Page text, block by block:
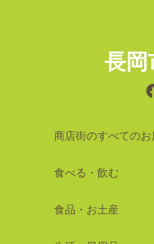
長岡
商店街のすべてのお
食べる・飲む
食品・お土産